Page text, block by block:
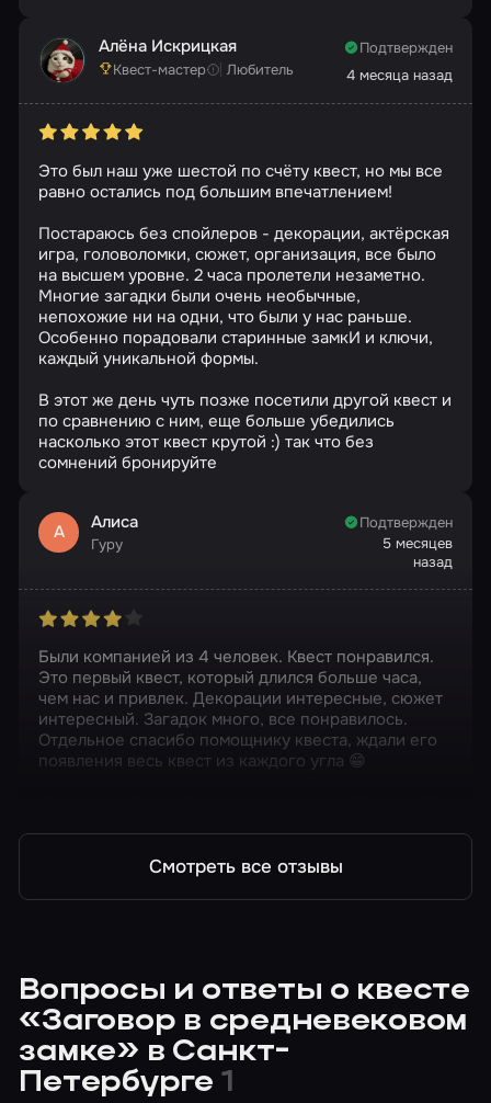
Алёна Искрицкая
Квест-мастер Любитель
Подтвержден
4 месяца назад
Это был наш уже шестой по счёту квест, но мы все
равно остались под большим впечатлением!
Постараюсь без спойлеров - декорации, актёрская
игра, головоломки, сюжет, организация, все было
на высшем уровне. 2 часа пролетели незаметно.
Многие загадки были очень необычные,
непохожие ни на одни, что были у нас раньше.
Особенно порадовали старинные замкИ и ключи,
каждый уникальной формы.
В этот же день чуть позже посетили другой квест и
по сравнению с ним, еще больше убедились
насколько этот квест крутой :) так что без
сомнений бронируйте
А Алиса
Гуру
Подтвержден
5 месяцев
назад
Были компанией из 4 человек. Квест понравился.
Это первый квест, который длился больше часа,
чем нас и привлек. Декорации интересные, сюжет
интересный. Загадок много, все понравилось.
Отдельное спасибо помощнику квеста, ждали его
появления весь квест из каждого угла 😁
Смотреть все отзывы
Вопросы и ответы о квесте
«Заговор в средневековом
замке» в Санкт-
Петербурге 1